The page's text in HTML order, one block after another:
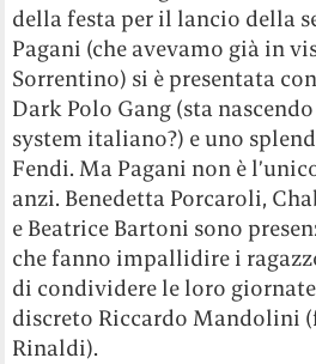
della festa per il lancio della
Pagani (che avevamo già in
Sorrentino) si è presentata
Dark Polo Gang (sta
system italiano?) e uno
Fendi. Ma Pagani non è
anzi. Benedetta Porcaroli,
e Beatrice Bartoni sono
che fanno impallidire i
di condividere le loro
discreto Riccardo Mandolini
Rinaldi).